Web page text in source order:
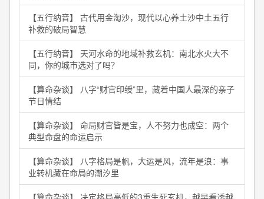
【五行纳音】 古代用金淘沙，现代以心养土沙中土五行
补救的破局智慧
【五行纳音】 天河水命的地域补救玄机：南北水火大不
同，你的城市选对了吗？
【算命杂谈】 八字“财官印绶”里，藏着中国人最深的亲子
节日情结
【算命杂谈】 命局财官皆是宝，人不努力也成空：两个
典型命盘的命运启示
【算命杂谈】 八字格局是帆，大运是风，流年是浪：事
业转机藏在命局的潮汐里
【算命杂谈】 决定格局高低的3重生死玄机，越早看透越